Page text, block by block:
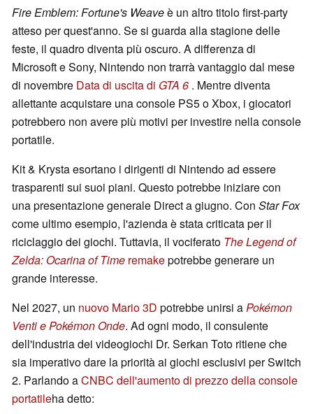
Fire Emblem: Fortune's Weaveè un altro titolo first-party
atteso per quest'anno. Se si guarda alla stagione delle
feste, il quadro diventa più oscuro. A differenza di
Microsoft e Sony, Nintendo non trarrà vantaggio dal mese
di novembre Data di uscita di GTA 6 . Mentre diventa
allettante acquistare una console PS5 o Xbox, i giocatori
potrebbero non avere più motivi per investire nella console
portatile.
Kit & Krysta esortano i dirigenti di Nintendo ad essere
trasparenti sui suoi piani. Questo potrebbe iniziare con
una presentazione generale Direct a giugno. Con Star Fox
come ultimo esempio, l'azienda è stata criticata per il
riciclaggio dei giochi. Tuttavia, il vociferato The Legend of
Zelda: Ocarina of Time remakepotrebbe generare un
grande interesse.
Nel 2027, un nuovo Mario 3D potrebbe unirsi aPokémon
Venti e Pokémon Onde. Ad ogni modo, il consulente
dell'industria dei videogiochi Dr. Serkan Toto ritiene che
sia imperativo dare la priorità ai giochi esclusivi per Switch
2. Parlando aCNBC dell'aumento di prezzo della console
portatileha detto: